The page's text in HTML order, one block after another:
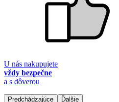
U nás nakupujete
vždy bezpečne
a s dôverou
Predchádzajúce Ďalšie